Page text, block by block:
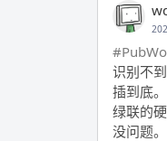
识别不
插到底。
绿联的
没问题。